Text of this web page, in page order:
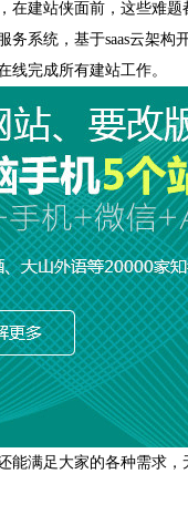
在建站侠面前，这些难
务系统，基于saas云架
线完成所有建站工作。
满足大家的各种需求，